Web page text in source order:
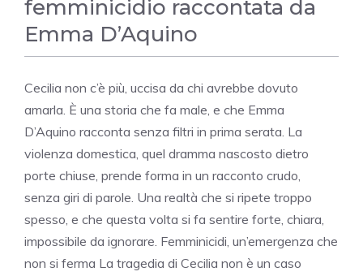
femminicidio raccontata da
Emma D’Aquino
Cecilia non c’è più, uccisa da chi avrebbe dovuto
amarla. È una storia che fa male, e che Emma
D’Aquino racconta senza filtri in prima serata. La
violenza domestica, quel dramma nascosto dietro
porte chiuse, prende forma in un racconto crudo,
senza giri di parole. Una realtà che si ripete troppo
spesso, e che questa volta si fa sentire forte, chiara,
impossibile da ignorare. Femminicidi, un’emergenza che
non si ferma La tragedia di Cecilia non è un caso